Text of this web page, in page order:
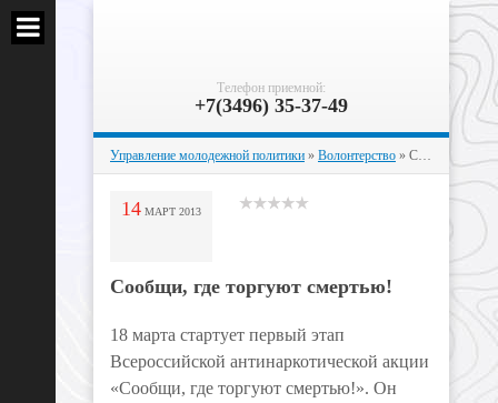
Телефон приемной:
+7(3496) 35-37-49
Управление молодежной политики » Волонтерство » Сообщи, где торгуют смертью!
14 МАРТ 2013
Сообщи, где торгуют смертью!
18 марта стартует первый этап
Всероссийской антинаркотической акции
«Сообщи, где торгуют смертью!». Он